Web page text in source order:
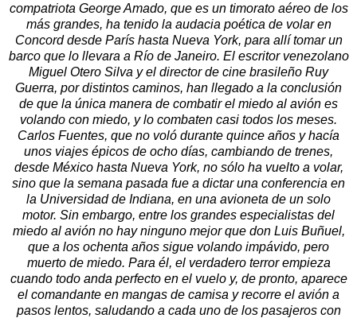
compatriota George Amado, que es un timorato aéreo de los
más grandes, ha tenido la audacia poética de volar en
Concord desde París hasta Nueva York, para allí tomar un
barco que lo llevara a Río de Janeiro. El escritor venezolano
Miguel Otero Silva y el director de cine brasileño Ruy
Guerra, por distintos caminos, han llegado a la conclusión
de que la única manera de combatir el miedo al avión es
volando con miedo, y lo combaten casi todos los meses.
Carlos Fuentes, que no voló durante quince años y hacía
unos viajes épicos de ocho días, cambiando de trenes,
desde México hasta Nueva York, no sólo ha vuelto a volar,
sino que la semana pasada fue a dictar una conferencia en
la Universidad de Indiana, en una avioneta de un solo
motor. Sin embargo, entre los grandes especialistas del
miedo al avión no hay ninguno mejor que don Luis Buñuel,
que a los ochenta años sigue volando impávido, pero
muerto de miedo. Para él, el verdadero terror empieza
cuando todo anda perfecto en el vuelo y, de pronto, aparece
el comandante en mangas de camisa y recorre el avión a
pasos lentos, saludando a cada uno de los pasajeros con